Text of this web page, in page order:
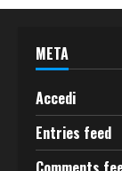
META
Accedi
Entries feed